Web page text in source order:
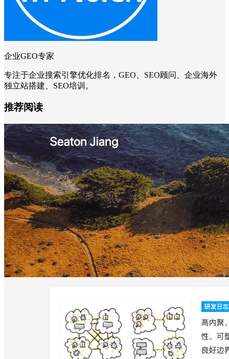
企业GEO专家
专注于企业搜索引擎优化排名，GEO、SEO顾问、企业海外
独立站搭建、SEO培训。
推荐阅读